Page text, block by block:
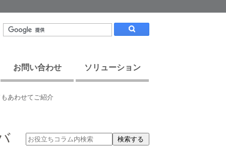
お問い合わせ ソリューション
あわせてご紹介
検索する